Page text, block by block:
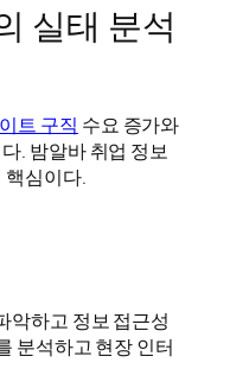
실태 분석
트 구직 수요 증가와
. 밤알바 취업 정보
핵심이다.
악하고 정보 접근성
분석하고 현장 인터